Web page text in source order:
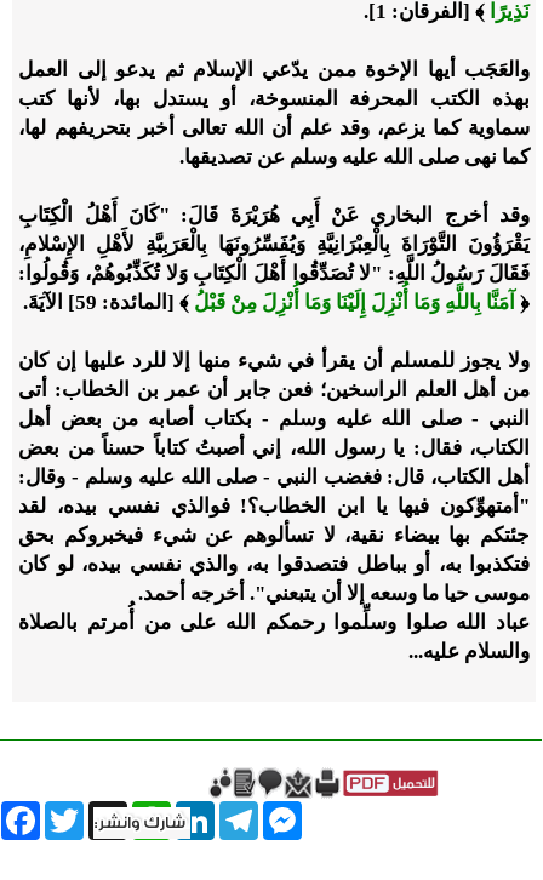
نَذِيرًا ﴾ [الفرقان: 1].
والعَجَب أيها الإخوة ممن يدّعي الإسلام ثم يدعو إلى العمل
بهذه الكتب المحرفة المنسوخة، أو يستدل بها، لأنها كتب
سماوية كما يزعم، وقد علم أن الله تعالى أخبر بتحريفهم لها،
كما نهى صلى الله عليه وسلم عن تصديقها.
وقد أخرج البخاري عَنْ أَبِي هُرَيْرَةَ قَالَ: "كَانَ أَهْلُ الْكِتَابِ
يَقْرَؤُونَ التَّوْرَاةَ بِالْعِبْرَانِيَّةِ وَيُفَسِّرُونَهَا بِالْعَرَبِيَّةِ لأَهْلِ الإِسْلامِ،
فَقَالَ رَسُولُ اللَّهِ: "لا تُصَدِّقُوا أَهْلَ الْكِتَابِ وَلا تُكَذِّبُوهُمْ، وَقُولُوا:
﴿ آمَنَّا بِاللَّهِ وَمَا أُنْزِلَ إِلَيْنَا وَمَا أُنْزِلَ مِنْ قَبْلُ ﴾ [المائدة: 59] الآيَةَ.
ولا يجوز للمسلم أن يقرأ في شيء منها إلا للرد عليها إن كان
من أهل العلم الراسخين؛ فعن جابر أن عمر بن الخطاب: أتى
النبي - صلى الله عليه وسلم - بكتاب أصابه من بعض أهل
الكتاب، فقال: يا رسول الله، إني أصبتُ كتاباً حسناً من بعض
أهل الكتاب، قال: فغضب النبي - صلى الله عليه وسلم - وقال:
"أمتهوِّكون فيها يا ابن الخطاب؟! فوالذي نفسي بيده، لقد
جئتكم بها بيضاء نقية، لا تسألوهم عن شيء فيخبروكم بحق
فتكذبوا به، أو بباطل فتصدقوا به، والذي نفسي بيده، لو كان
موسى حيا ما وسعه إلا أن يتبعني". أخرجه أحمد.
عباد الله صلوا وسلِّموا رحمكم الله على من أُمرتم بالصلاة
والسلام عليه...
Twitter X
WhatsAppLinkedInTelegram
Messenger